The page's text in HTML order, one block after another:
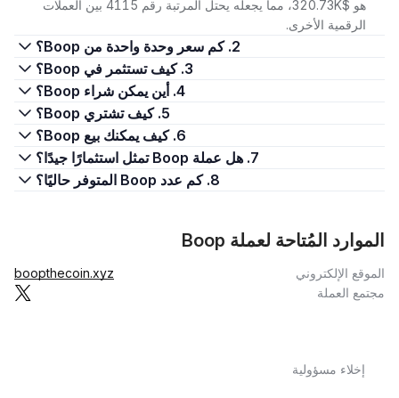
هو $320.73K، مما يجعله يحتل المرتبة رقم 4115 بين العملات
الرقمية الأخرى.
2. كم سعر وحدة واحدة من Boop؟
3. كيف تستثمر في Boop؟
4. أين يمكن شراء Boop؟
5. كيف تشتري Boop؟
6. كيف يمكنك بيع Boop؟
7. هل عملة Boop تمثل استثمارًا جيدًا؟
8. كم عدد Boop المتوفر حاليًا؟
الموارد المُتاحة لعملة Boop
الموقع الإلكتروني
boopthecoin.xyz
مجتمع العملة
إخلاء مسؤولية